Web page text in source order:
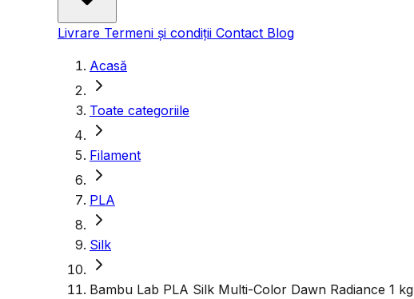
Livrare Termeni și condiții Contact Blog
Acasă
Toate categoriile
Filament
PLA
Silk
Bambu Lab PLA Silk Multi-Color Dawn Radiance 1 kg